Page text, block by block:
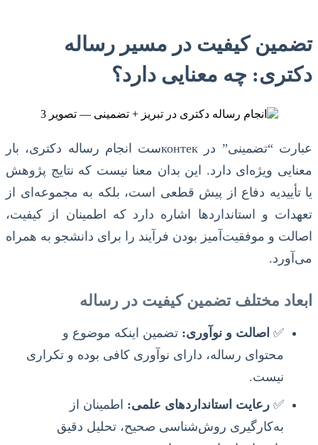
تضمین کیفیت در مسیر رساله
دکتری: چه معنایی دارد؟
عبارت “تضمینی” در контекست انجام رساله دکتری، بار
معنایی ویژه‌ای دارد. این بدان معنا نیست که نتایج پژوهش
یا تأییدیه دفاع از پیش قطعی است، بلکه به مجموعه‌ای از
تعهدات و استانداردها اشاره دارد که اطمینان از کیفیت،
اصالت و موفقیت‌آمیز بودن فرآیند را برای دانشجو به همراه
می‌آورد.
ابعاد مختلف تضمین کیفیت در رساله
✅ اصالت و نوآوری: تضمین اینکه موضوع و
محتوای رساله، دارای نوآوری کافی بوده و تکراری
نیست.
✅ رعایت استانداردهای علمی: اطمینان از
به‌کارگیری روش‌شناسی صحیح، تحلیل دقیق